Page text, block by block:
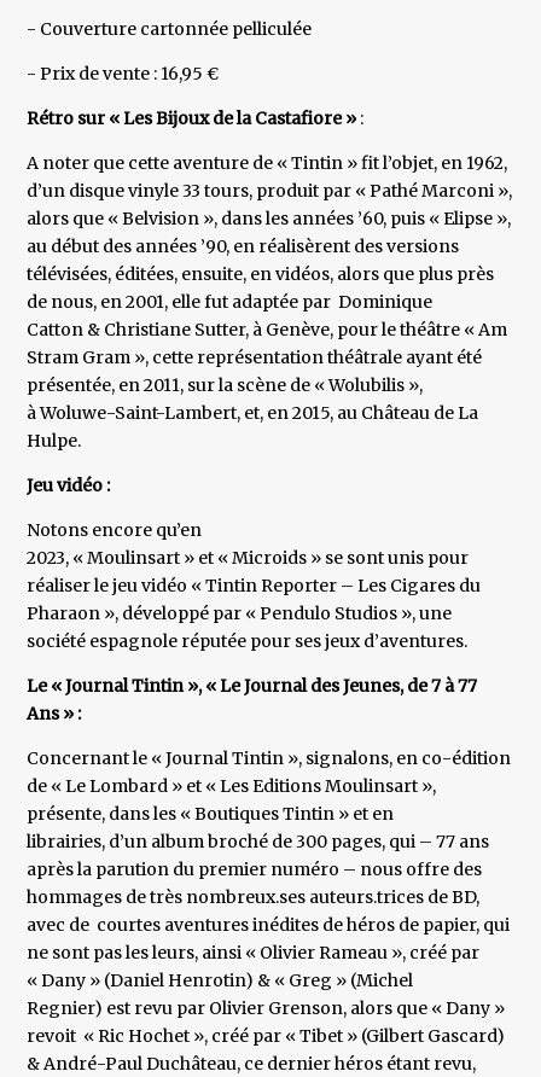
- Couverture cartonnée pelliculée
- Prix de vente : 16,95 €
Rétro sur « Les Bijoux de la Castafiore » :
A noter que cette aventure de « Tintin » fit l’objet, en 1962,
d’un disque vinyle 33 tours, produit par « Pathé Marconi »,
alors que « Belvision », dans les années ’60, puis « Elipse »,
au début des années ’90, en réalisèrent des versions
télévisées, éditées, ensuite, en vidéos, alors que plus près
de nous, en 2001, elle fut adaptée par Dominique
Catton & Christiane Sutter, à Genève, pour le théâtre « Am
Stram Gram », cette représentation théâtrale ayant été
présentée, en 2011, sur la scène de « Wolubilis »,
à Woluwe-Saint-Lambert, et, en 2015, au Château de La
Hulpe.
Jeu vidéo :
Notons encore qu’en
2023, « Moulinsart » et « Microids » se sont unis pour
réaliser le jeu vidéo « Tintin Reporter – Les Cigares du
Pharaon », développé par « Pendulo Studios », une
société espagnole réputée pour ses jeux d’aventures.
Le « Journal Tintin », « Le Journal des Jeunes, de 7 à 77
Ans » :
Concernant le « Journal Tintin », signalons, en co-édition
de « Le Lombard » et « Les Editions Moulinsart »,
présente, dans les « Boutiques Tintin » et en
librairies, d’un album broché de 300 pages, qui – 77 ans
après la parution du premier numéro – nous offre des
hommages de très nombreux.ses auteurs.trices de BD,
avec de courtes aventures inédites de héros de papier, qui
ne sont pas les leurs, ainsi « Olivier Rameau », créé par
« Dany » (Daniel Henrotin) & « Greg » (Michel
Regnier) est revu par Olivier Grenson, alors que « Dany »
revoit « Ric Hochet », créé par « Tibet » (Gilbert Gascard)
& André-Paul Duchâteau, ce dernier héros étant revu,